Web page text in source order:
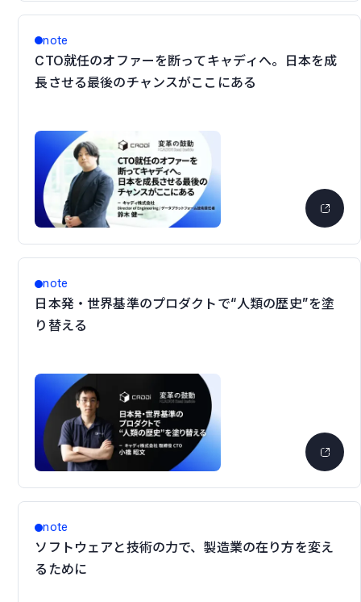
note
CTO就任のオファーを断ってキャディへ。日本を成
長させる最後のチャンスがここにある
note
日本発・世界基準のプロダクトで“人類の歴史”を塗
り替える
note
ソフトウェアと技術の力で、製造業の在り方を変え
るために